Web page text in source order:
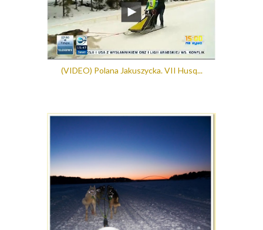
(VIDEO) Polana Jakuszycka. VII Husq...